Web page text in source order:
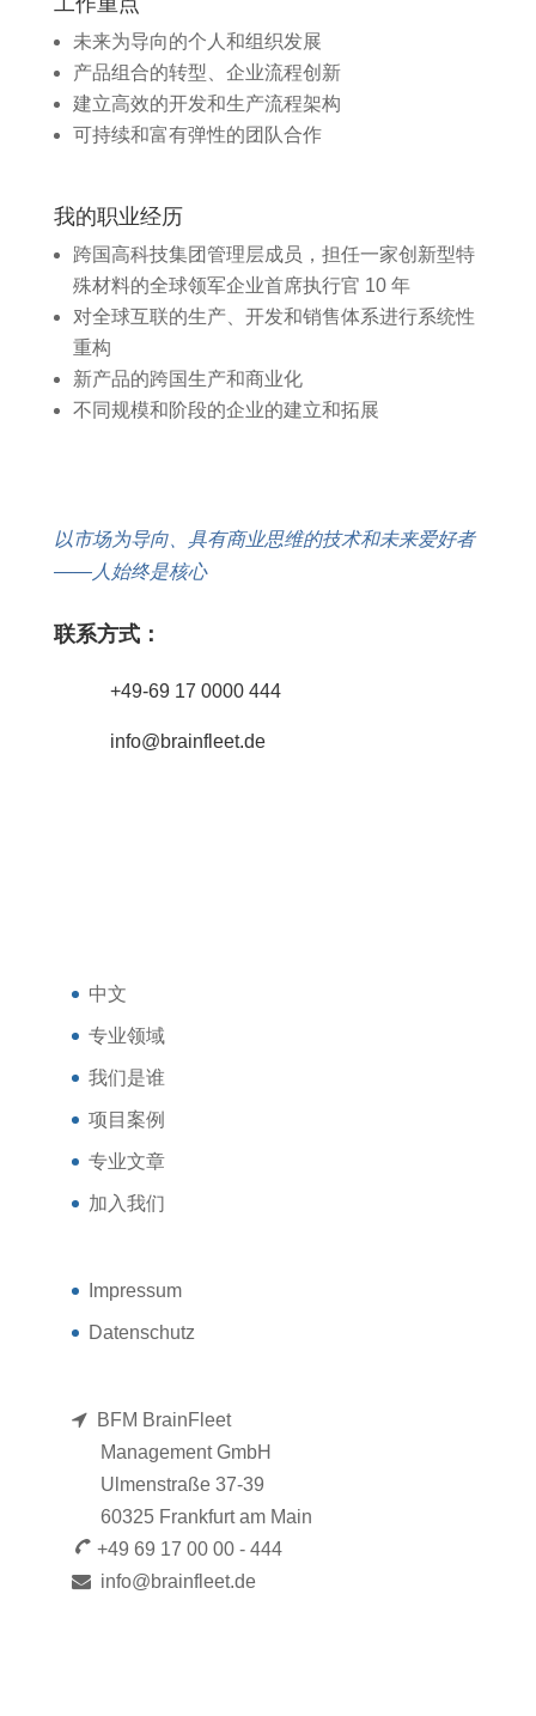
未来为导向的个人和组织发展
产品组合的转型、企业流程创新
建立高效的开发和生产流程架构
可持续和富有弹性的团队合作
我的职业经历​
跨国高科技集团管理层成员，担任一家创新型特
殊材料的全球领军企业首席执行官 10 年
对全球互联的生产、开发和销售体系进行系统性
重构
新产品的跨国生产和商业化
不同规模和阶段的企业的建立和拓展
以市场为导向、具有商业思维的技术和未来爱好者
——人始终是核心
联系方式：
+49-69 17 0000 444​​
info@brainfleet.de
中文
专业领域
我们是谁
项目案例
专业文章
加入我们
Impressum
Datenschutz
BFM BrainFleet
Management GmbH
Ulmenstraße 37-39
60325 Frankfurt am Main
+49 69 17 00 00 - 444
info@brainfleet.de